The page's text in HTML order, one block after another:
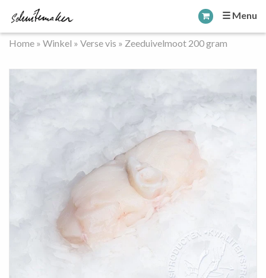
☰ Menu
Home » Winkel » Verse vis » Zeeduivelmoot 200 gram